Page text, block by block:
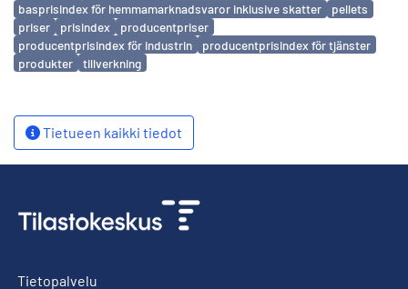
basprisindex för hemmamarknadsvaror inklusive skatter
pellets
priser
prisindex
producentpriser
producentprisindex för industrin
producentprisindex för tjänster
produkter
tillverkning
Tietueen kaikki tiedot
Tietopalvelu